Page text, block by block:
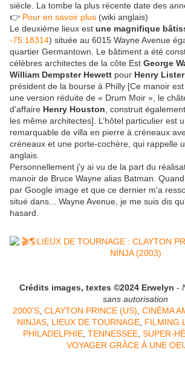
siècle. La tombe la plus récente date des
👉 Pour en savoir plus (wiki anglais)
Le deuxième lieux est une magnifique
-75.18314) située au 6015 Wayne Avenue
quartier Germantown. Le bâtiment a été
célèbres architectes de la côte Est George
William Dempster Hewett pour Henry
président de la bourse à Philly [Ce manoir
une version réduite de « Drum Moir », le
d'affaire Henry Houston , construit
les même architectes]. L’hôtel particulier est
remarquable de villa en pierre à créneaux
créneaux et une porte-cochère, qui rappelle
anglais.
Personnellement j'y ai vu de la part du
manoir de Bruce Wayne alias Batman.
par Google image et que ce dernier m'a
situé dans... Wayne Avenue, je me suis dis
hasard.
Crédits images, textes ©2024 Erwelyn -
sans autorisation
2000'S, CLAYTON PRINCE (US) CINÉMA
NINJAS, LIEUX DE TOURNAGE, FILMING
PHILADELPHIE TENNESSEE SUPER-
VOYAGER GRÂCE À UNE